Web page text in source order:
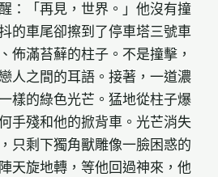
：「再見，世界。」他沒有撞
的車尾卻擦到了停車塔三號車
佈滿苔蘚的柱子。不是撞擊，
人之間的耳語。接著，一道濃
樣的綠色光芒。猛地從柱子爆
手殘和他的掀背車。光芒消失
只剩下獨角獸雕像一臉困惑的
天旋地轉，等他回過神來，他